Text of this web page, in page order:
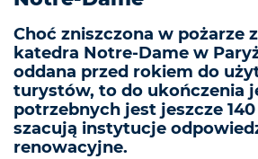
Choć zniszczona w pożarze
katedra Notre-Dame w
oddana przed rokiem do
turystów, to do ukończenia
potrzebnych jest jeszcze
szacują instytucje
renowacyjne.